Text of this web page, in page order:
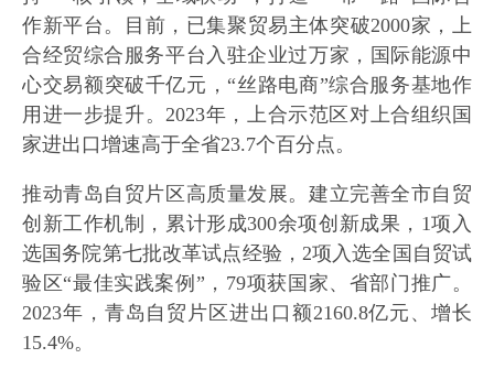
作新平台。目前，已集聚贸易主体突破2000家，上
合经贸综合服务平台入驻企业过万家，国际能源中
心交易额突破千亿元，“丝路电商”综合服务基地作
用进一步提升。2023年，上合示范区对上合组织国
家进出口增速高于全省23.7个百分点。
推动青岛自贸片区高质量发展。建立完善全市自贸
创新工作机制，累计形成300余项创新成果，1项入
选国务院第七批改革试点经验，2项入选全国自贸试
验区“最佳实践案例”，79项获国家、省部门推广。
2023年，青岛自贸片区进出口额2160.8亿元、增长
15.4%。